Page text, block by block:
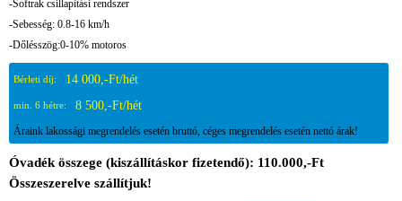
-Softrak csillapítási rendszer
-Sebesség: 0.8-16 km/h
-Dőlésszög:0-10% motoros
Bérleti díj: 14 000,-Ft/hét
min. 6 hétre: 8 500,-Ft/hét
Áraink lakossági megrendelés esetén bruttó, céges megrendelés esetén nettó árak!
Óvadék összege (kiszállításkor fizetendő): 110.000,-Ft
Összeszerelve szállítjuk!